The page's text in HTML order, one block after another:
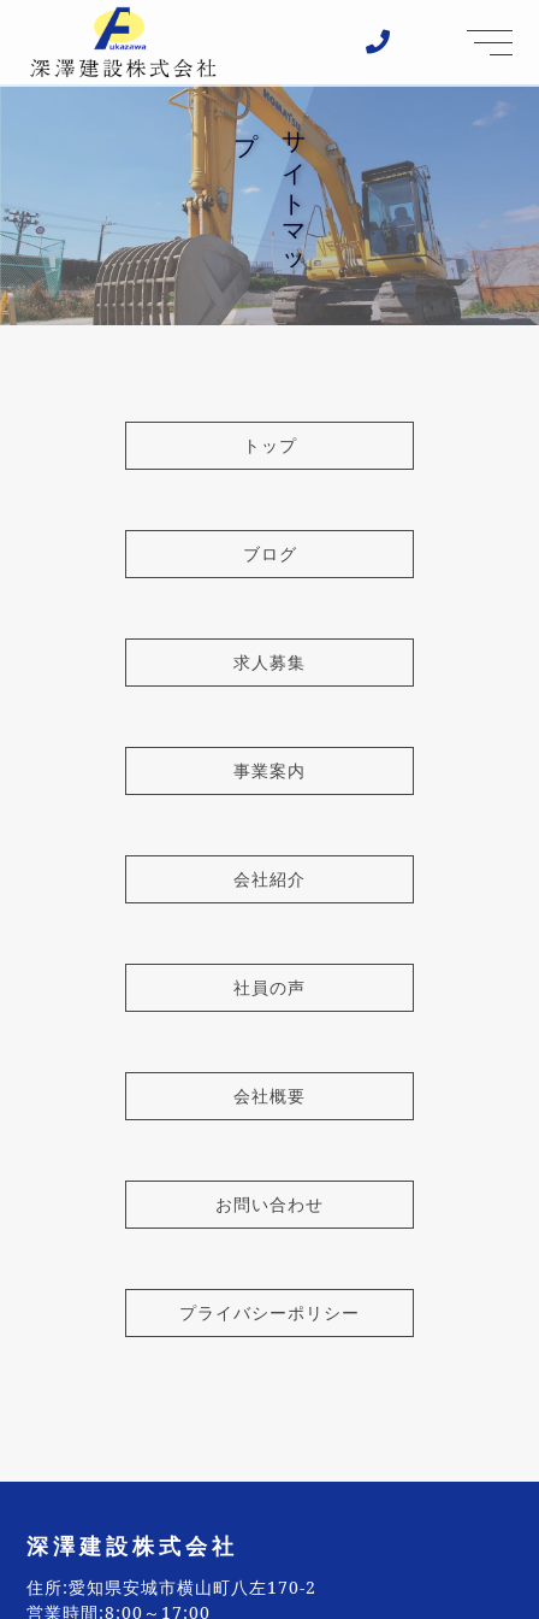
t
o
g
t
i
o
n
サ
イ
ト
マ
ッ
プ
トップ
ブログ
求人募集
事業案内
会社紹介
社員の声
会社概要
お問い合わせ
プライバシーポリシー
深澤建設株式会社
住所:愛知県安城市横山町八左170-2
営業時間:8:00～17:00